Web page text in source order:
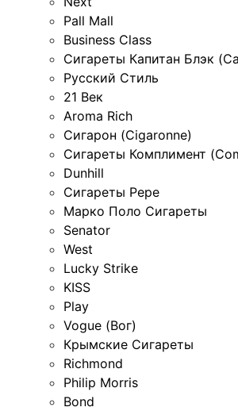
Pall Mall
Business Class
Сигареты Капитан Блэк
Русский Стиль
21 Век
Aroma Rich
Сигарон (Cigaronne)
Сигареты Комплимент
Dunhill
Сигареты Pepe
Марко Поло Сигареты
Senator
West
Lucky Strike
KISS
Play
Vogue (Вог)
Крымские Сигареты
Richmond
Philip Morris
Bond